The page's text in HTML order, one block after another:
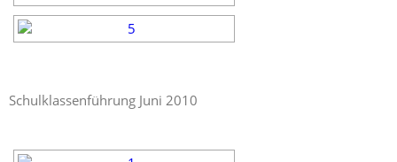
Schulklassenführung Juni 2010